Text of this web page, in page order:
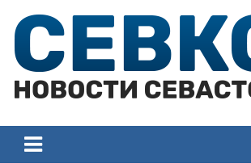
content
Севастополя
Севастополя